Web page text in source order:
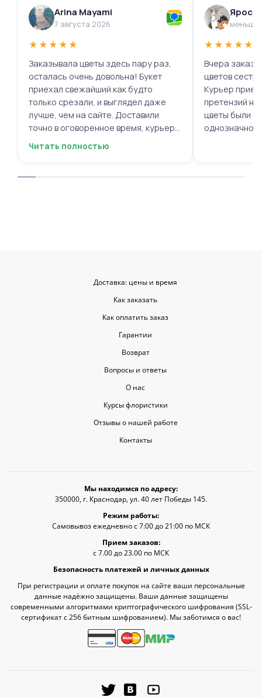
Arina Mayami
7 августа 2026
★★★★★
Заказывала цветы здесь пару раз,
осталась очень довольна! Букет
приехал свежайший как будто
только срезали, и выглядел даже
лучше, чем на сайте. Доставили
точно в оговоренное время, курьер
вежливый, ещё и открытку с тёплыми
приятными. Однозначно буду
Читать полностью
меньше
★★★★★
Вчера
цветов
Курьер
претензий
цветы были
однозначно.
Доставка: цены и время
Как заказать
Как оплатить заказ
Гарантии
Возврат
Вопросы и ответы
О нас
Курсы флористики
Отзывы о нашей работе
Контакты
Мы находимся по адресу:
350000, г. Краснодар, ул. 40 лет Победы 145.
Режим работы:
Самовывоз ежедневно с 7:00 до 21:00 по МСК
Прием заказов:
с 7.00 до 23.00 по МСК
Безопасность платежей и личных данных
При регистрации и оплате покупок на сайте ваши персональные
данные надёжно защищены. Ваши данные защищены
современными алгоритмами криптографического шифрования (SSL-
сертификат c 256 битным шифрованием). Мы заботимся о вас!